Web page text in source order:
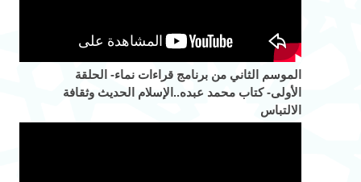
الموسم الثاني من برنامج قراءات نماء- الحلقة
الأولى- كتاب محمد عبده..الإسلام الحديث وثقافة
الالتباس